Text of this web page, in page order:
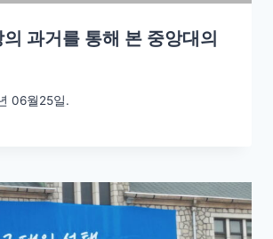
과거를 통해 본 중앙대의
06월25일.